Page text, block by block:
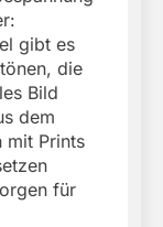
gibt es
die
Bild
dem
mit Prints
für